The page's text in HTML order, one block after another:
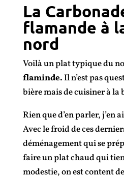
La
flamande à
nord
Voilà un plat typique du
flaminde. Il n’est pas
bière mais de cuisiner à la
Rien que d’en parler, j’en
Avec le froid de ces
déménagement qui se
faire un plat chaud qui
modestie, on est content